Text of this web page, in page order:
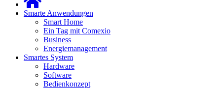
Smarte Anwendungen
Smart Home
Ein Tag mit Comexio
Business
Energiemanagement
Smartes System
Hardware
Software
Bedienkonzept